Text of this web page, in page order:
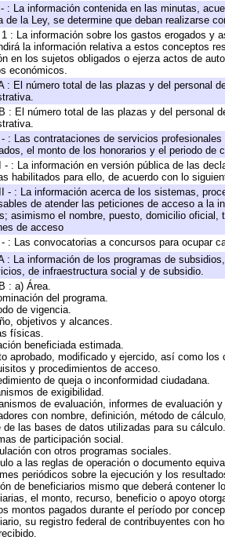
: La información contenida en las minutas,
de la Ley, se determine que deban realizarse
: La información sobre los gastos erogados y
la información relativa a estos conceptos
en los sujetos obligados o ejerza actos de
económicos.
: El número total de las plazas y del personal
: El número total de las plazas y del personal
: Las contrataciones de servicios
el monto de los honorarios y el periodo de
- : La información en versión pública de las
habilitados para ello, de acuerdo con lo
- : La información acerca de los sistemas,
de atender las peticiones de acceso a la
asimismo el nombre, puesto, domicilio oficial,
de acceso
: Las convocatorias a concursos para ocupar
: La información de los programas de
de infraestructura social y de subsidio.
: a) Área.
del programa.
de vigencia.
objetivos y alcances.
físicas.
beneficiada estimada.
aprobado, modificado y ejercido, así como los
y procedimientos de acceso.
de queja o inconformidad ciudadana.
de exigibilidad.
de evaluación, informes de evaluación
con nombre, definición, método de
de las bases de datos utilizadas para su cálculo.
de participación social.
con otros programas sociales.
a las reglas de operación o documento
periódicos sobre la ejecución y los
de beneficiarios mismo que deberá contener
el monto, recurso, beneficio o apoyo
montos pagados durante el período por
su registro federal de contribuyentes con